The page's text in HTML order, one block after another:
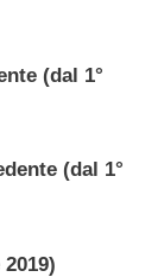
(dal 1°
(dal 1°